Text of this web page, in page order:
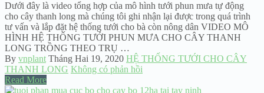
Dưới đây là video tổng hợp của mô hình tưới phun mưa tự động
cho cây thanh long mà chúng tôi ghi nhận lại được trong quá trình
tư vấn và lắp đặt hệ thống tưới cho bà còn nông dân VIDEO MÔ
HÌNH HỆ THỐNG TƯỚI PHUN MƯA CHO CÂY THANH
LONG TRỒNG THEO TRỤ …
By vnplant Tháng Hai 19, 2020 HỆ THỐNG TƯỚI CHO CÂY
THANH LONG Không có phản hồi
Read More